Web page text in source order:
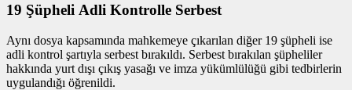
19 Şüpheli Adli Kontrolle Serbest
Aynı dosya kapsamında mahkemeye çıkarılan diğer 19 şüpheli ise
adli kontrol şartıyla serbest bırakıldı. Serbest bırakılan şüpheliler
hakkında yurt dışı çıkış yasağı ve imza yükümlülüğü gibi tedbirlerin
uygulandığı öğrenildi.